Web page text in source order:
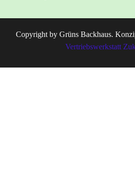
Copyright by Grüns Backhaus.
Vertriebswerkstatt